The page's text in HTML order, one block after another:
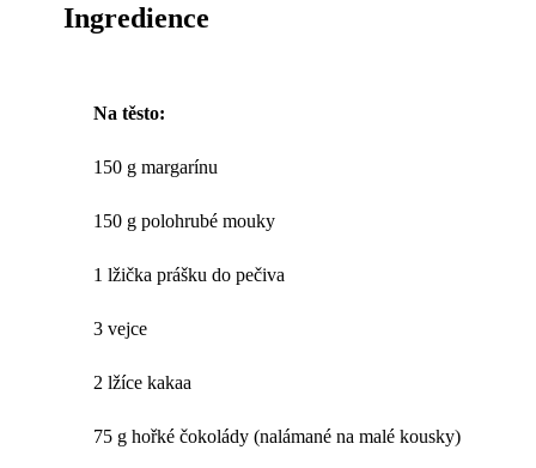
Ingredience
Na těsto:
150 g margarínu
150 g polohrubé mouky
1 lžička prášku do pečiva
3 vejce
2 lžíce kakaa
75 g hořké čokolády (nalámané na malé kousky)